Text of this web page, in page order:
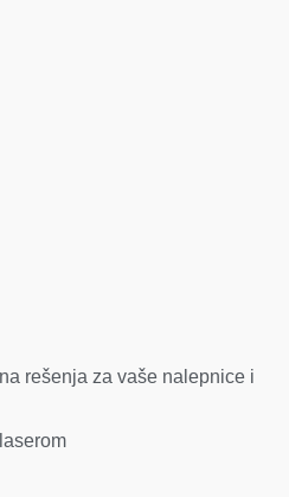
rešenja za vaše nalepnice i